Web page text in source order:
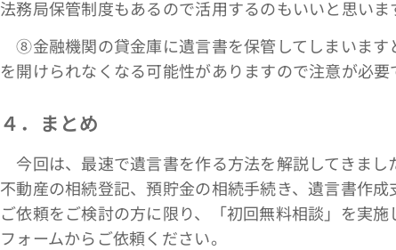
法務局保管制度もあるので活用するのもいいと思いま
⑧金融機関の貸金庫に遺言書を保管してしまいま
を開けられなくなる可能性がありますので注意が必要
４．まとめ
今回は、最速で遺言書を作る方法を解説してきまし
不動産の相続登記、預貯金の相続手続き、遺言書作
ご依頼をご検討の方に限り、「初回無料相談」を実
フォームからご依頼ください。